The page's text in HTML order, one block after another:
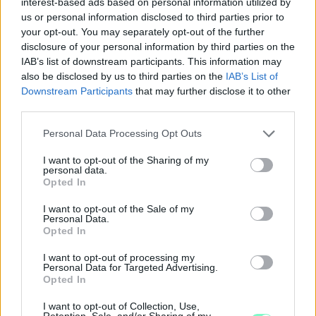
us or personal information disclosed to third parties prior to
your opt-out. You may separately opt-out of the further
disclosure of your personal information by third parties on the
IAB’s list of downstream participants. This information may
also be disclosed by us to third parties on the IAB’s List of
Downstream Participants that may further disclose it to other
Please note that this website/app uses one or more Google
not limited to your visit or usage behaviour. You may click to
grant or deny consent to Google and its third-party tags to
use your data for below specified purposes in below Google
consent section.
Personal Data Processing Opt Outs
I want to opt-out of the Sharing of my
personal data.
Opted In
I want to opt-out of the Sale of my
Personal Data.
Opted In
I want to opt-out of processing my
Personal Data for Targeted Advertising.
Opted In
I want to opt-out of Collection, Use,
MIT LEHET TENNI, HA A BABA NEM FOGADJA EL A
CUMISÜVEGET?
Sok szülő találkozik azzal a helyzettel, hogy a baba egyszerűen
elutasítja a cumisüveget.